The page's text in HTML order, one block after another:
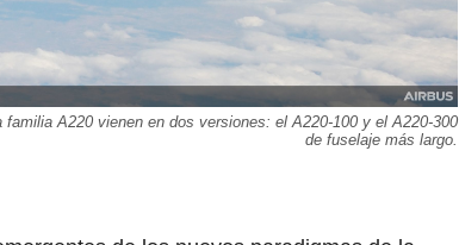
A220 vienen en dos versiones: el A220-100 y el A220-300
de fuselaje más largo.